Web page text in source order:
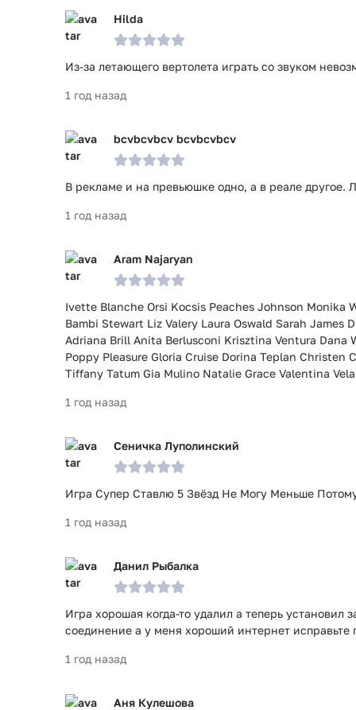
Hilda
Из-за летающего вертолета играть со звуком
1 год назад
bcvbcvbcv bcvbcvbcv
В рекламе и на превьюшке одно, а в реале другое.
1 год назад
Aram Najaryan
Ivette Blanche Orsi Kocsis Peaches Johnson Monika
Bambi Stewart Liz Valery Laura Oswald Sarah James
Adriana Brill Anita Berlusconi Krisztina Ventura Dana
Poppy Pleasure Gloria Cruise Dorina Teplan
Tiffany Tatum Gia Mulino Natalie Grace Valentina
1 год назад
Сеничка Луполинский
Игра Супер Ставлю 5 Звёзд Не Могу Меньше
1 год назад
Данил Рыбалка
Игра хорошая когда-то удалил а теперь установил
соединение а у меня хороший интернет исправьте
1 год назад
Аня Кулешова